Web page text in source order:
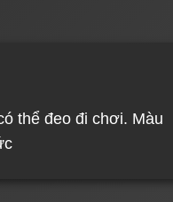
thể đeo đi chơi. Màu